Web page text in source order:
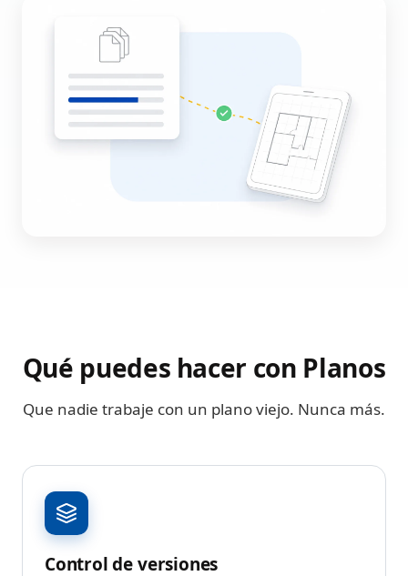
Qué puedes hacer con Planos
Que nadie trabaje con un plano viejo. Nunca más.
Control de versiones